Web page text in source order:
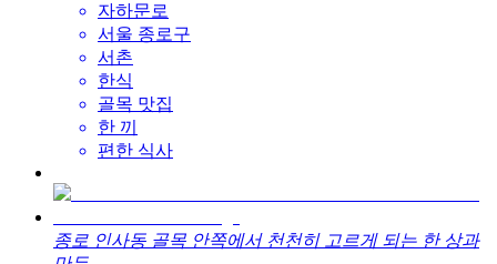
자하문로
서울 종로구
서촌
한식
골목 맛집
한 끼
편한 식사
종로 인사동 골목 안쪽에서 천천히 고르게 되는 한 상과